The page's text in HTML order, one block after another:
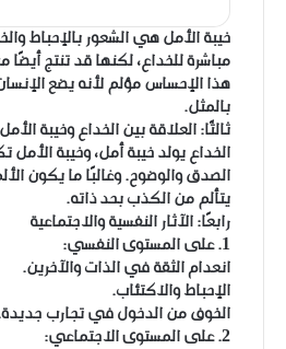
خيبة الأمل هي الشعور بالإحباط
مباشرة للخداع، لكنها قد تنتج
هذا الإحساس مؤلم لأنه يضع
بالمثل.
ثالثًا: العلاقة بين الخداع وخيبة الأمل
الخداع يولد خيبة أمل، وخيبة
الصدق والوضوح. وغالبًا ما يكون
يتألم من الكذب بحد ذاته.
رابعًا: الآثار النفسية والاجتماعية
1. على المستوى النفسي:
انعدام الثقة في الذات والآخرين.
الإحباط والاكتئاب.
الخوف من الدخول في تجارب
2. على المستوى الاجتماعي: